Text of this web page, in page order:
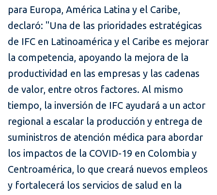
para Europa, América Latina y el Caribe,
declaró: "Una de las prioridades estratégicas
de IFC en Latinoamérica y el Caribe es mejorar
la competencia, apoyando la mejora de la
productividad en las empresas y las cadenas
de valor, entre otros factores. Al mismo
tiempo, la inversión de IFC ayudará a un actor
regional a escalar la producción y entrega de
suministros de atención médica para abordar
los impactos de la COVID-19 en Colombia y
Centroamérica, lo que creará nuevos empleos
y fortalecerá los servicios de salud en la